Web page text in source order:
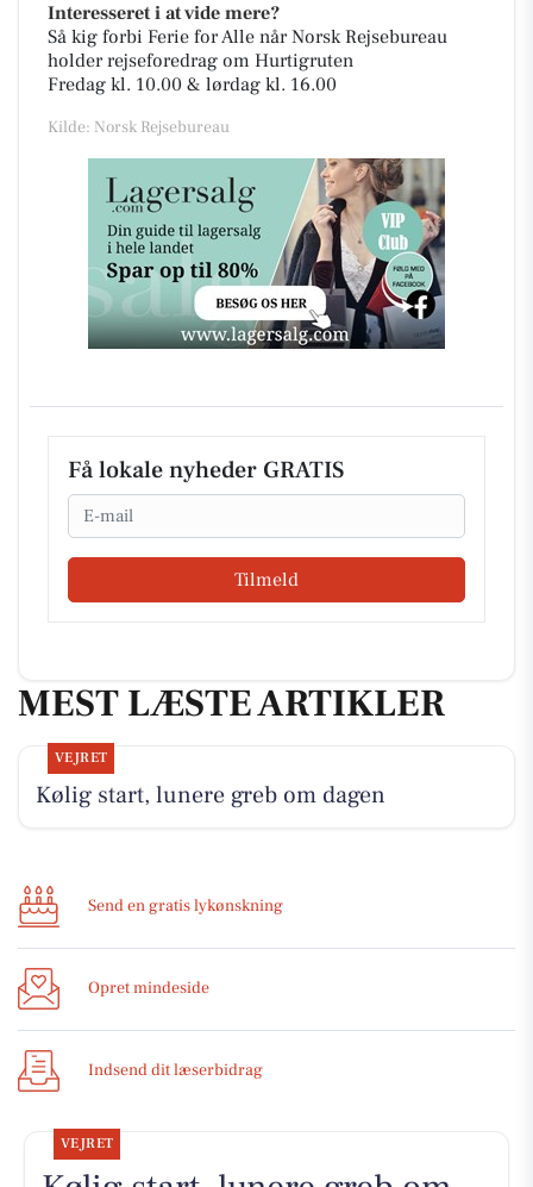
Interesseret i at vide mere?
Så kig forbi Ferie for Alle når Norsk Rejsebureau
holder rejseforedrag om Hurtigruten
Fredag kl. 10.00 & lørdag kl. 16.00
Kilde: Norsk Rejsebureau
Få lokale nyheder GRATIS
Email
Tilmeld
MEST LÆSTE ARTIKLER
VEJRET
Kølig start, lunere greb om dagen
Send en gratis lykønskning
Opret mindeside
Indsend dit læserbidrag
VEJRET